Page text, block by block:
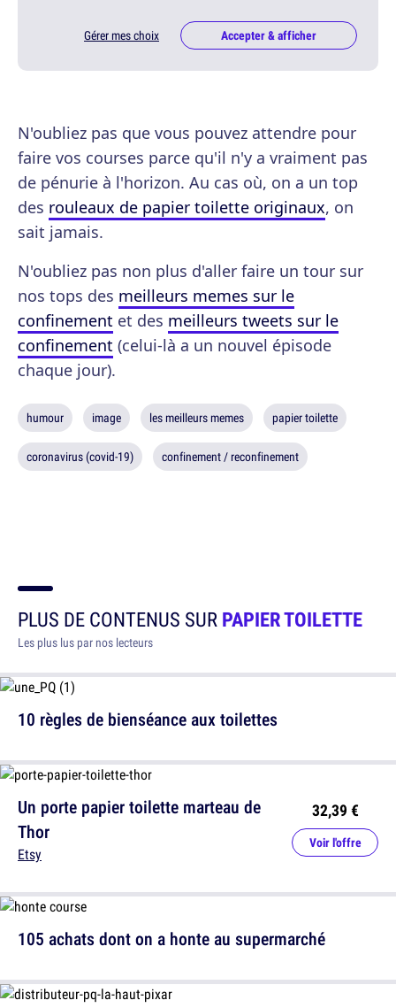
Gérer mes choix Accepter & afficher
N'oubliez pas que vous pouvez attendre pour
faire vos courses parce qu'il n'y a vraiment pas
de pénurie à l'horizon. Au cas où, on a un top
des rouleaux de papier toilette originaux, on
sait jamais.
N'oubliez pas non plus d'aller faire un tour sur
nos tops des meilleurs memes sur le
confinement et des meilleurs tweets sur le
confinement (celui-là a un nouvel épisode
chaque jour).
humour image les meilleurs memes papier toilette
coronavirus (covid-19) confinement / reconfinement
PLUS DE CONTENUS SURPAPIER TOILETTE
Les plus lus par nos lecteurs
10 règles de bienséance aux toilettes
Un porte papier toilette marteau de
Thor
Etsy
32,39 €
Voir l'offre
105 achats dont on a honte au supermarché